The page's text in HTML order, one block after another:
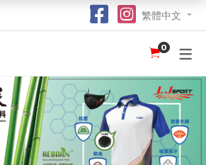
繁體中文
0